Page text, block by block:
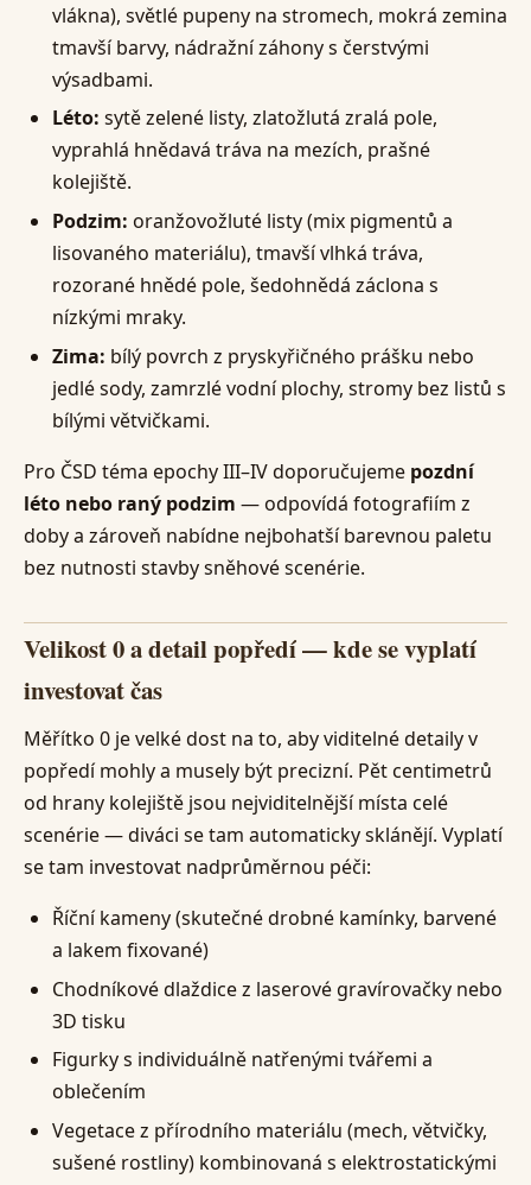
vlákna), světlé pupeny na stromech, mokrá zemina
tmavší barvy, nádražní záhony s čerstvými
výsadbami.
Léto: sytě zelené listy, zlatožlutá zralá pole,
vyprahlá hnědavá tráva na mezích, prašné
kolejiště.
Podzim: oranžovožluté listy (mix pigmentů a
lisovaného materiálu), tmavší vlhká tráva,
rozorané hnědé pole, šedohnědá záclona s
nízkými mraky.
Zima: bílý povrch z pryskyřičného prášku nebo
jedlé sody, zamrzlé vodní plochy, stromy bez listů s
bílými větvičkami.
Pro ČSD téma epochy III–IV doporučujeme pozdní
léto nebo raný podzim — odpovídá fotografiím z
doby a zároveň nabídne nejbohatší barevnou paletu
bez nutnosti stavby sněhové scenérie.
Velikost 0 a detail popředí — kde se vyplatí
investovat čas
Měřítko 0 je velké dost na to, aby viditelné detaily v
popředí mohly a musely být precizní. Pět centimetrů
od hrany kolejiště jsou nejviditelnější místa celé
scenérie — diváci se tam automaticky sklánějí. Vyplatí
se tam investovat nadprůměrnou péči:
Říční kameny (skutečné drobné kamínky, barvené
a lakem fixované)
Chodníkové dlaždice z laserové gravírovačky nebo
3D tisku
Figurky s individuálně natřenými tvářemi a
oblečením
Vegetace z přírodního materiálu (mech, větvičky,
sušené rostliny) kombinovaná s elektrostatickými